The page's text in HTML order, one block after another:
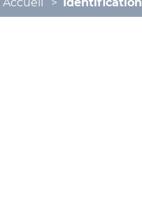
Accueil Identification